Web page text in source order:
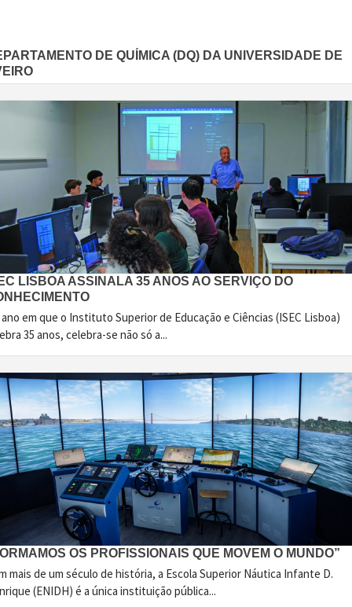
DE QUÍMICA (DQ) DA UNIVERSIDADE DE
LISBOA ASSINALA 35 ANOS AO SERVIÇO DO
em que o Instituto Superior de Educação e Ciências (ISEC Lisboa)
35 anos, celebra-se não só a...
OS PROFISSIONAIS QUE MOVEM O MUNDO”
mais de um século de história, a Escola Superior Náutica Infante D.
(ENIDH) é a única instituição pública...